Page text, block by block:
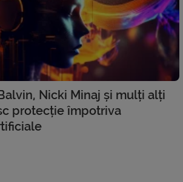
Nicki Minaj și mulți alți
protecție împotriva